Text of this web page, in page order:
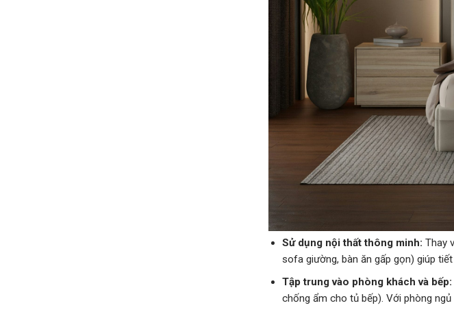
Sử dụng nội thất thông minh: Thay
sofa giường, bàn ăn gấp gọn) giúp
Tập trung vào phòng khách và bếp:
chống ẩm cho tủ bếp). Với phòng